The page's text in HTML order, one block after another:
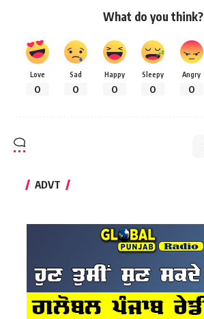
What do you think?
Love
0
Sad
0
Happy
0
Sleepy
0
Angry
0
ADVT